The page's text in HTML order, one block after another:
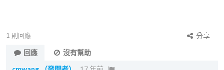
1 則回應
分享
回應
沒有幫助